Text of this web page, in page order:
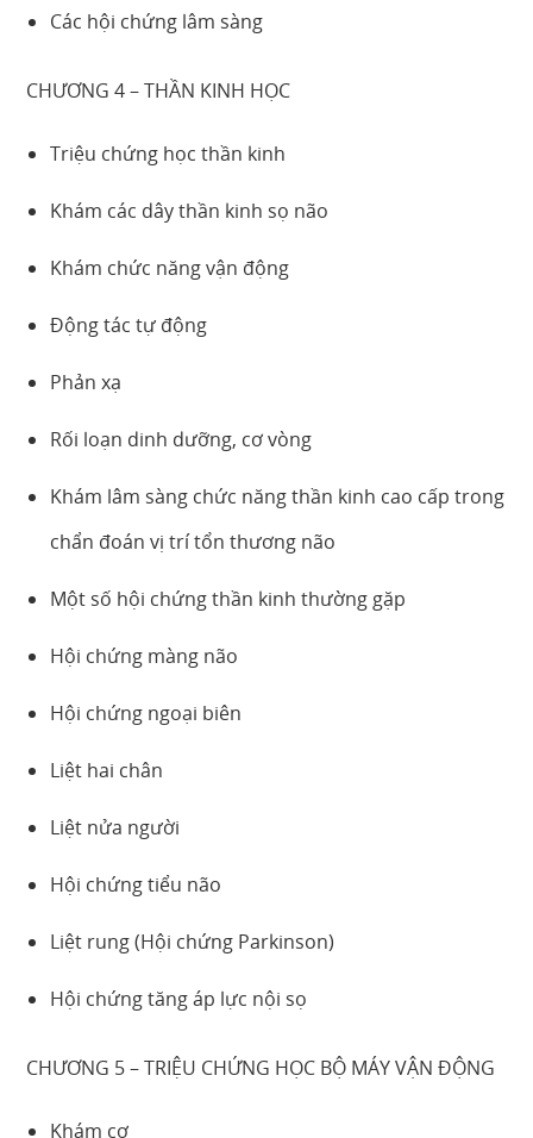
Các hội chứng lâm sàng
CHƯƠNG 4 – THẦN KINH HỌC
Triệu chứng học thần kinh
Khám các dây thần kinh sọ não
Khám chức năng vận động
Động tác tự động
Phản xạ
Rối loạn dinh dưỡng, cơ vòng
Khám lâm sàng chức năng thần kinh cao cấp trong
chẩn đoán vị trí tổn thương não
Một số hội chứng thần kinh thường gặp
Hội chứng màng não
Hội chứng ngoại biên
Liệt hai chân
Liệt nửa người
Hội chứng tiểu não
Liệt rung (Hội chứng Parkinson)
Hội chứng tăng áp lực nội sọ
CHƯƠNG 5 – TRIỆU CHỨNG HỌC BỘ MÁY VẬN ĐỘNG
Khám cơ